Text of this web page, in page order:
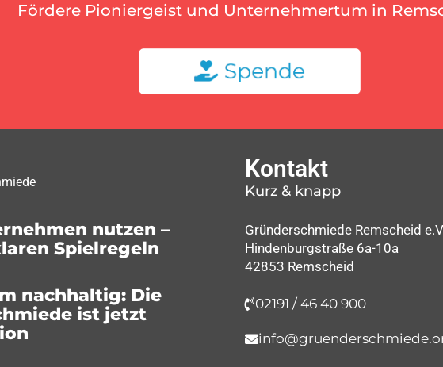
Fördere Pioniergeist und Unternehmertum in
nutzen –
Spielregeln
nachhaltig: Die
ist jetzt
Kontakt
Kurz & knapp
Gründerschmiede Remscheid
Hindenburgstraße 6a-10a
42853 Remscheid
02191 / 46 40 900